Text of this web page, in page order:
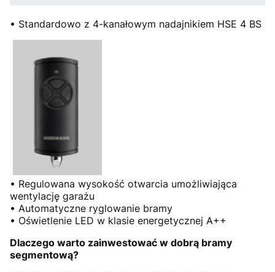
• Standardowo z 4-kanałowym nadajnikiem HSE 4 BS
• Regulowana wysokość otwarcia umożliwiająca
wentylację garażu
• Automatyczne ryglowanie bramy
• Oświetlenie LED w klasie energetycznej A++
Dlaczego warto zainwestować w dobrą bramy
segmentową?